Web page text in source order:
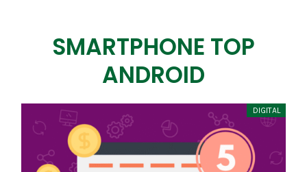
SMARTPHONE TOP
ANDROID
DIGITAL